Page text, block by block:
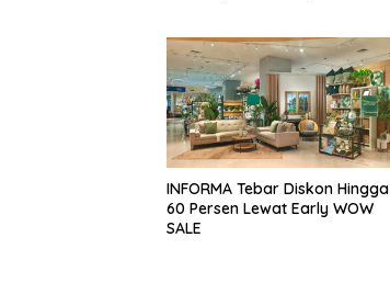
INFORMA Tebar Diskon Hingga
60 Persen Lewat Early WOW
SALE